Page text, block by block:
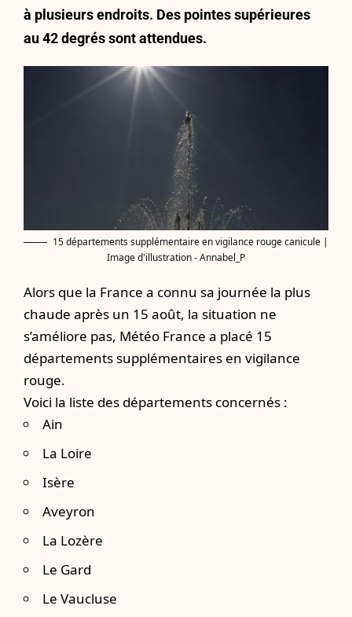
à plusieurs endroits. Des pointes supérieures
au 42 degrés sont attendues.
15 départements supplémentaire en vigilance rouge canicule |
Image d'illustration - Annabel_P
Alors que la France a connu sa journée la plus
chaude après un 15 août, la situation ne
s’améliore pas, Météo France a placé 15
départements supplémentaires en vigilance
rouge.
Voici la liste des départements concernés :
Ain
La Loire
Isère
Aveyron
La Lozère
Le Gard
Le Vaucluse